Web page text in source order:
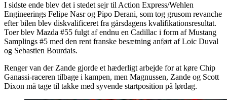
I sidste ende blev det i stedet sejr til Action Express/Wehlen
Engineerings Felipe Nasr og Pipo Derani, som tog grusom revanche
efter bilen blev diskvalificeret fra gårsdagens kvalifikationsresultat.
Toer blev Mazda #55 fulgt af endnu en Cadillac i form af Mustang
Samplings #5 med den rent franske besætning anført af Loic Duval
og Sebastien Bourdais.
Renger van der Zande gjorde et hæderligt arbejde for at køre Chip
Ganassi-raceren tilbage i kampen, men Magnussen, Zande og Scott
Dixon må tage til takke med syvende startposition på lørdag.